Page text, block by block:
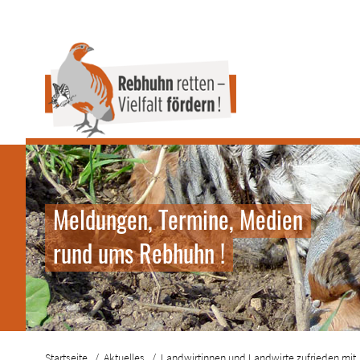
Meldungen, Termine, Medien
rund ums Rebhuhn !